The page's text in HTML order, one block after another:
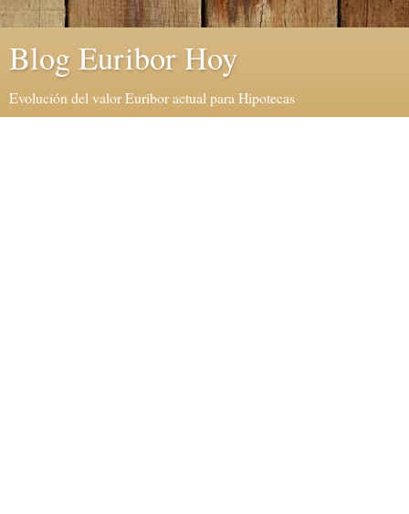
Blog Euribor Hoy
Evolución del valor Euribor actual para Hipotecas